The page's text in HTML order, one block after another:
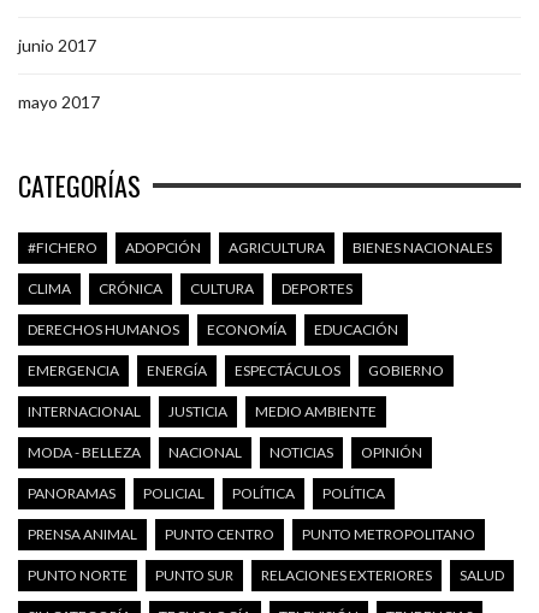
junio 2017
mayo 2017
CATEGORÍAS
#FICHERO ADOPCIÓN AGRICULTURA BIENES NACIONALES
CLIMA CRÓNICA CULTURA DEPORTES
DERECHOS HUMANOS ECONOMÍA EDUCACIÓN
EMERGENCIA ENERGÍA ESPECTÁCULOS GOBIERNO
INTERNACIONAL JUSTICIA MEDIO AMBIENTE
MODA - BELLEZA NACIONAL NOTICIAS OPINIÓN
PANORAMAS POLICIAL POLÍTICA POLÍTICA
PRENSA ANIMAL PUNTO CENTRO PUNTO METROPOLITANO
PUNTO NORTE PUNTO SUR RELACIONES EXTERIORES SALUD